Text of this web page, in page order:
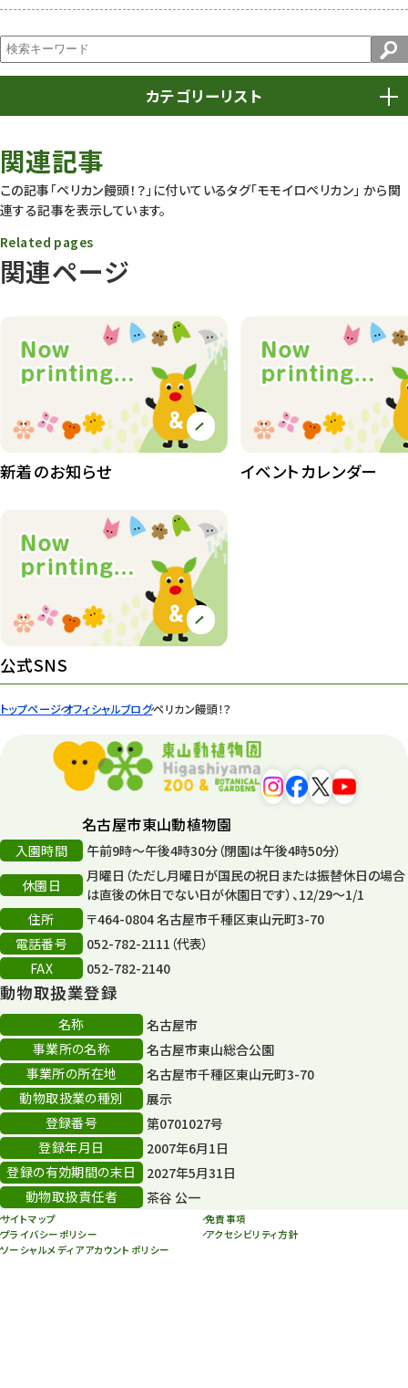
トップページオフィシャルブログペリカン饅頭！？
カテゴリーリスト
動物園
動物園長のZooコラム
動物園その他
407
植物園長の庭
植物園 その他 423
83
イベント
園内の様子
遊園地 6
平和公園
再生
再生フォーラム 14
80周年
その他
その他イベント
スカイタワー
年末年始のイベント
秋まつり
関連記事
この記事「ペリカン饅頭！？」に付いているタグ「モモイロペリカン」 から関
連する記事を表示しています。
関連ページ
Related pages
新着のお知らせ イベントカレンダー
公式SNS
名古屋市東山動植物園
入園時間
午前9時～午後4時30分（閉園は午後4時50分）
休園日
月曜日（ただし月曜日が国民の祝日または振替休日の場合
は直後の休日でない日が休園日です）、12/29～1/1
住所
〒464-0804 名古屋市千種区東山元町3-70
電話番号
052-782-2111（代表）
FAX
052-782-2140
動物取扱業登録
名称
名古屋市
事業所の名称
名古屋市東山総合公園
事業所の所在地
名古屋市千種区東山元町3-70
動物取扱業の種別
展示
登録番号
第0701027号
登録年月日
2007年6月1日
登録の有効期間の末日
2027年5月31日
動物取扱責任者
茶谷 公一
サイトマップ
免責事項
プライバシーポリシー
アクセシビリティ方針
ソーシャルメディアアカウントポリシー